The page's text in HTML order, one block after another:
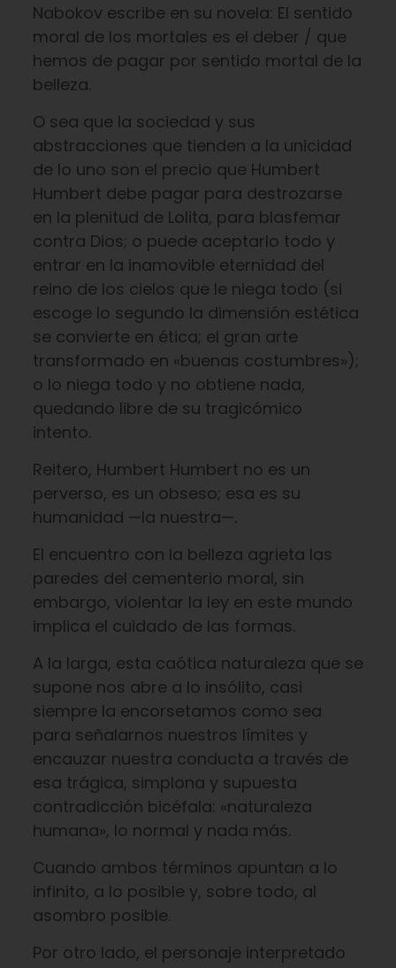
Nabokov escribe en su novela: El sentido
moral de los mortales es el deber / que
hemos de pagar por sentido mortal de la
belleza.
O sea que la sociedad y sus
abstracciones que tienden a la unicidad
de lo uno son el precio que Humbert
Humbert debe pagar para destrozarse
en la plenitud de Lolita, para blasfemar
contra Dios; o puede aceptarlo todo y
entrar en la inamovible eternidad del
reino de los cielos que le niega todo (si
escoge lo segundo la dimensión estética
se convierte en ética; el gran arte
transformado en «buenas costumbres»);
o lo niega todo y no obtiene nada,
quedando libre de su tragicómico
intento.
Reitero, Humbert Humbert no es un
perverso, es un obseso; esa es su
humanidad —la nuestra—.
El encuentro con la belleza agrieta las
paredes del cementerio moral, sin
embargo, violentar la ley en este mundo
implica el cuidado de las formas.
A la larga, esta caótica naturaleza que se
supone nos abre a lo insólito, casi
siempre la encorsetamos como sea
para señalarnos nuestros límites y
encauzar nuestra conducta a través de
esa trágica, simplona y supuesta
contradicción bicéfala: «naturaleza
humana», lo normal y nada más.
Cuando ambos términos apuntan a lo
infinito, a lo posible y, sobre todo, al
asombro posible.
Por otro lado, el personaje interpretado